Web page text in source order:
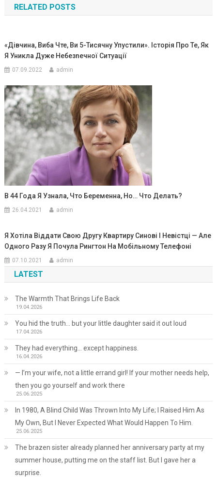
записям
RELATED POSTS
«Дівчина, Виба Чте, Ви 5-Тисячну Упустили». Історія Про Те, Як
Я Уникла Дуже Небезnечної Ситуації
07.09.2022 admin
В 44 Года Я Узнала, Что Беременна, Но… Что Делать?
26.04.2021 admin
Я Хотіла Віддати Свою Другу Квартиру Синові І Невістці — Але
Одного Разу Я Почула Рингтон На Мобільному Телефоні
07.10.2021 admin
LATEST
The Warmth That Brings Life Back
19.04.2026
You hid the truth… but your little daughter said it out loud
17.04.2026
They had everything… except happiness.
16.04.2026
— I’m your wife, not a little errand girl! If your mother needs help,
then you go yourself and work there
25.06.2025
In 1980, A Blind Child Was Thrown Into My Life; I Raised Him As
My Own, But I Never Expected What Would Happen To Him.
25.06.2025
The brazen sister already planned her anniversary party at my
summer house, putting me on the staff list. But I gave her a
surprise.